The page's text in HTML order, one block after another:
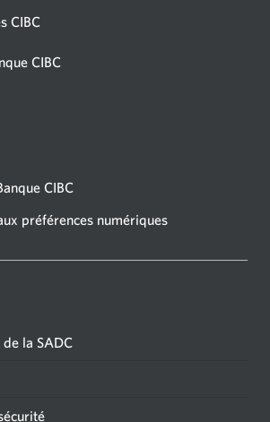
CIBC
CIBC
CIBC
préférences numériques
la SADC